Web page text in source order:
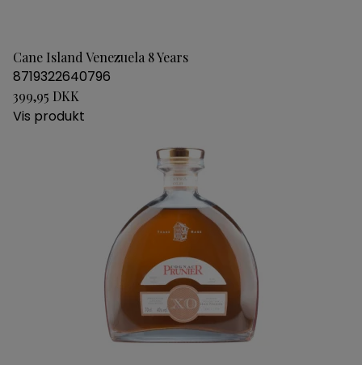
Cane Island Venezuela 8 Years
8719322640796
399,95 DKK
Vis produkt